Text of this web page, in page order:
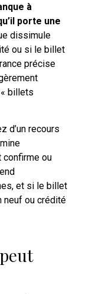
à
porte une
dissimule
ou si le billet
précise
billets
d’un recours
ou
et si le billet
neuf ou crédité